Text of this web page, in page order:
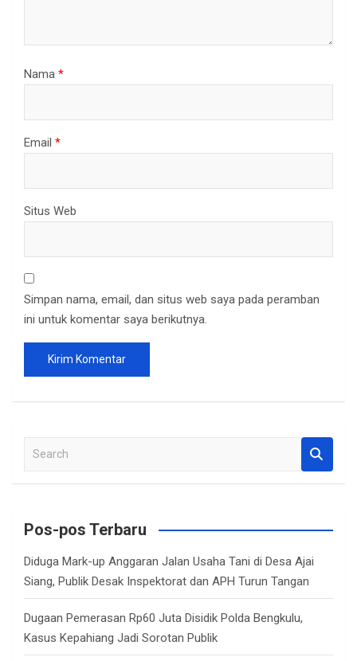
Nama *
Email *
Situs Web
Simpan nama, email, dan situs web saya pada peramban
ini untuk komentar saya berikutnya.
a
c
Pos-pos Terbaru
Diduga Mark-up Anggaran Jalan Usaha Tani di Desa Ajai
Siang, Publik Desak Inspektorat dan APH Turun Tangan
Dugaan Pemerasan Rp60 Juta Disidik Polda Bengkulu,
Kasus Kepahiang Jadi Sorotan Publik